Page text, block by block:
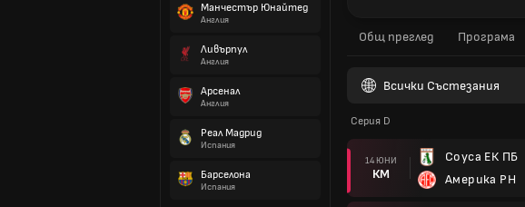
Манчестър Юнайтед
Англия
Ливърпул
Англия
Арсенал
Англия
Реал Мадрид
Испания
Барселона
Испания
Общ преглед Програма
Всички Състезания
Серия D
14 ЮНИ
КМ
Соуса ЕК ПБ
Америка РН